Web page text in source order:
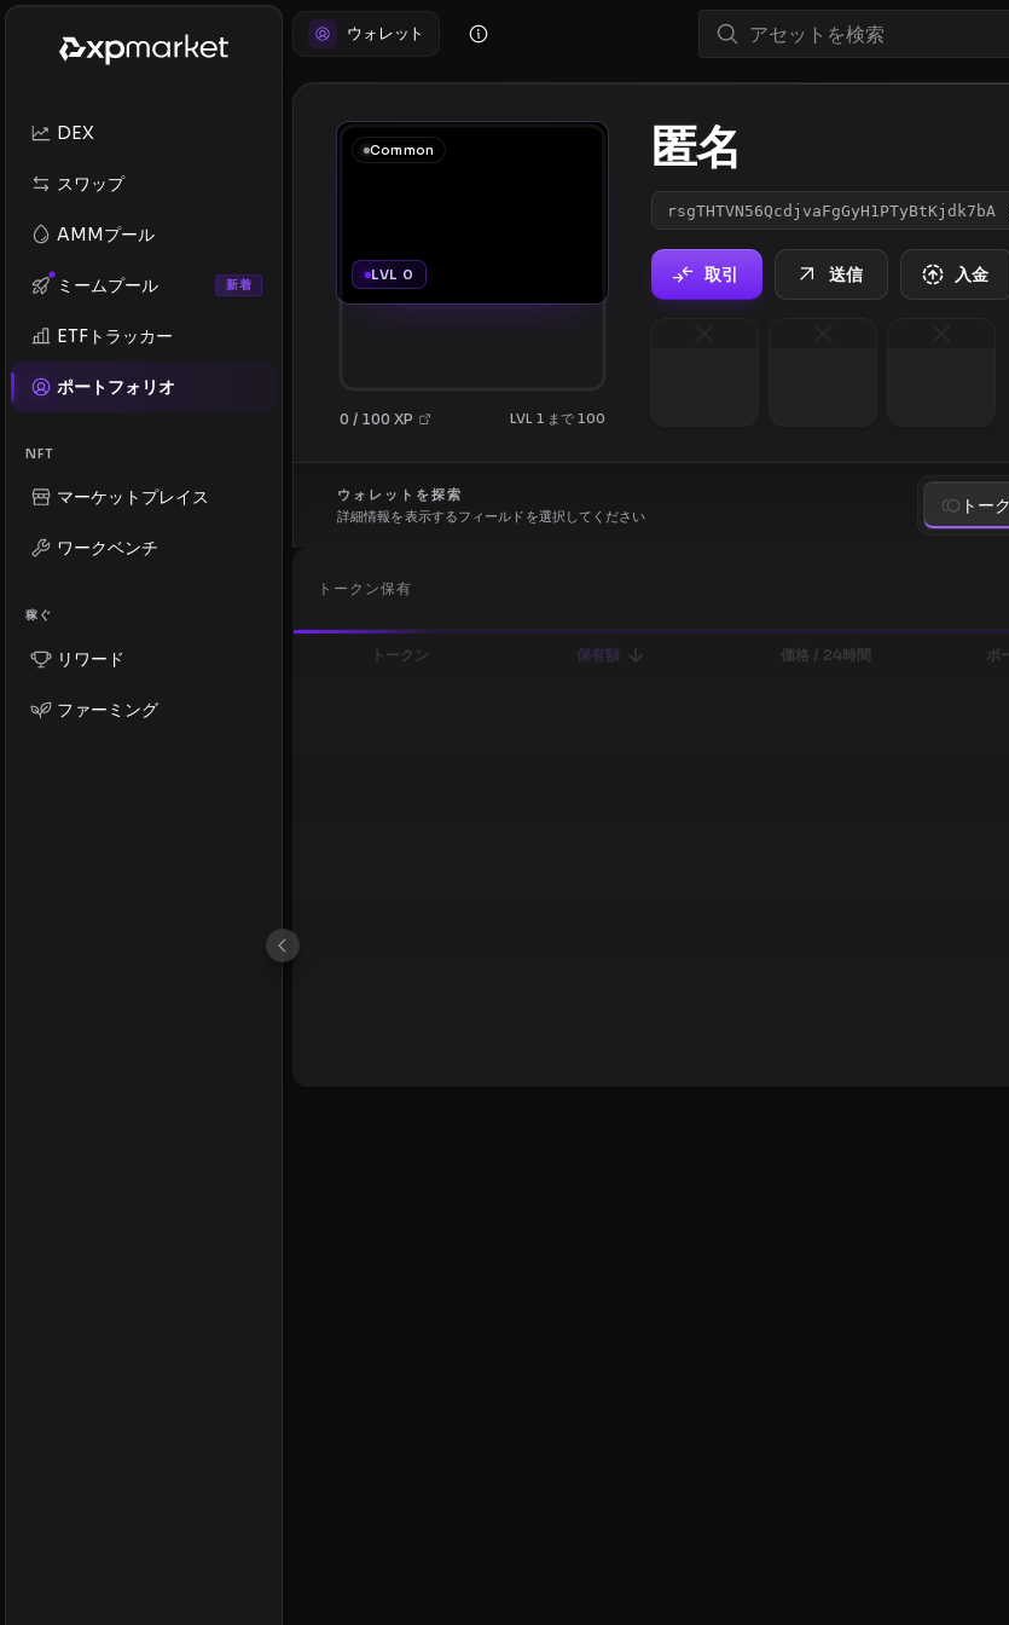
DEX
スワップ
AMMプール
ミームプール 新着
ETFトラッカー
ポートフォリオ
NFT
マーケットプレイス
ワークベンチ
稼ぐ
リワード
ファーミング
ウォレット
Common
LVL 0
0 / 100 XP LVL 1 まで 100
匿名
rsgTHTVN56QcdjvaFgGyH1PTyBtKjdk7bA
取引 送信 入金
ウォレットを探索
詳細情報を表示するフィールドを選択してください
トー
トークン保有
トークン 保有額 価格 / 24時間 ポ